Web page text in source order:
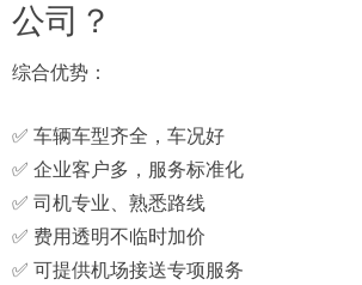
公司？
综合优势：
✅ 车辆车型齐全，车况好
✅ 企业客户多，服务标准化
✅ 司机专业、熟悉路线
✅ 费用透明不临时加价
✅ 可提供机场接送专项服务